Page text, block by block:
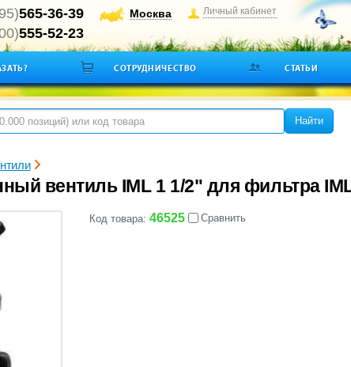
565-36-39
555-52-23
Москва Личный кабинет
СОТРУДНИЧЕСТВО СТАТЬИ
Найти
вентиль IML 1 1/2" для фильтра
Код товара: 46525 Сравнить